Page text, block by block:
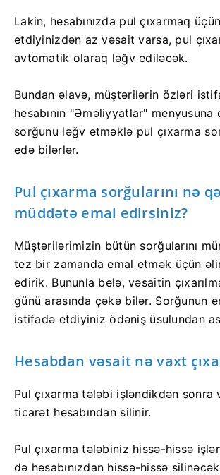
Lakin, hesabınızda pul çıxarmaq
etdiyinizdən az vəsait varsa, pul
avtomatik olaraq ləğv ediləcək.
Bundan əlavə, müştərilərin özləri
hesabının "Əməliyyatlar"
sorğunu ləğv etməklə pul çıxarma
edə bilərlər.
Pul çıxarma sorğularını nə
müddətə emal edirsiniz?
Müştərilərimizin bütün sorğularını
tez bir zamanda emal etmək üçün
edirik. Bununla belə, vəsaitin
günü arasında çəkə bilər. Sorğunun
istifadə etdiyiniz ödəniş üsulundan
Hesabdan vəsait nə vaxt
Pul çıxarma tələbi işləndikdən sonra
ticarət hesabından silinir.
Pul çıxarma tələbiniz hissə-hissə
də hesabınızdan hissə-hissə